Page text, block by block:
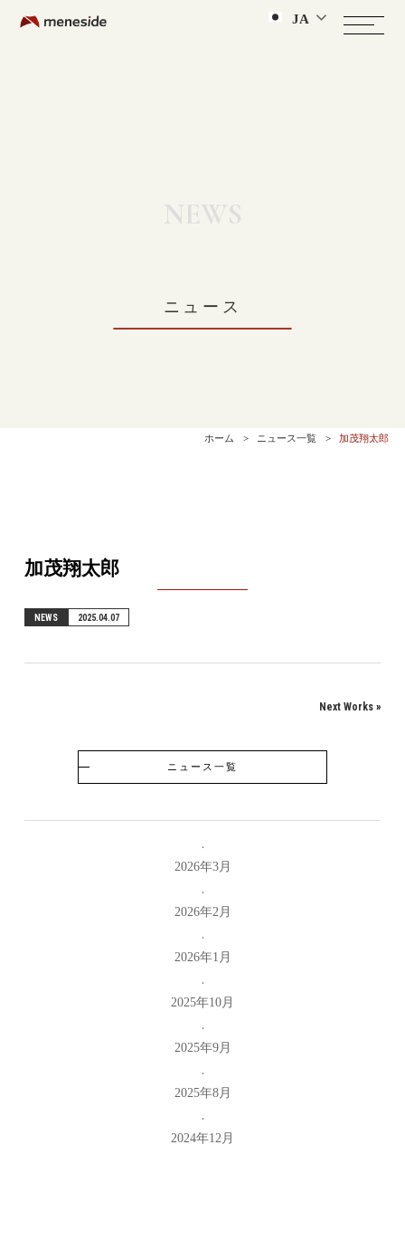
ニュース
ホーム ニュース一覧 加茂翔太郎
加茂翔太郎
NEWS 2025.04.07
Next Works »
ニュース一覧
2026年3月
2026年2月
2026年1月
2025年10月
2025年9月
2025年8月
2024年12月
JA